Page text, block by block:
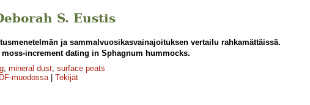
S. Eustis
ja sammalvuosikasvainajoituksen vertailu rahkamättäissä.
increment dating in Sphagnum hummocks.
; mineral dust; surface peats
muodossa| Tekijät